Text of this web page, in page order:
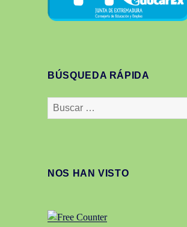
BÚSQUEDA RÁPIDA
Buscar:
NOS HAN VISTO